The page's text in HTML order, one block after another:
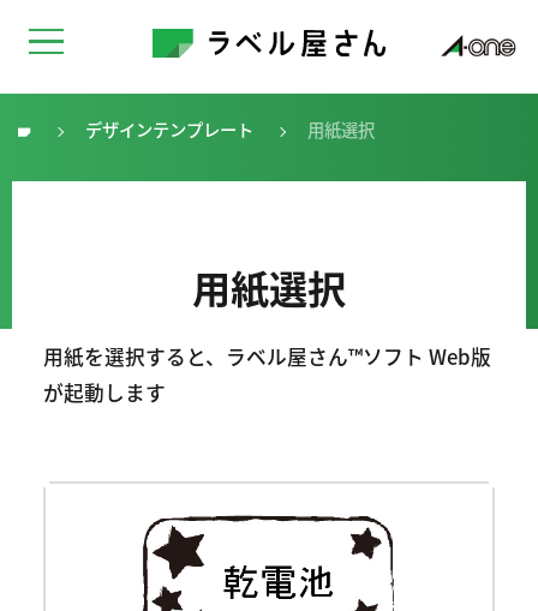
トップ デザインテンプレート 用紙選択
用紙選択
用紙を選択すると、ラベル屋さん™ソフト Web版
が起動します